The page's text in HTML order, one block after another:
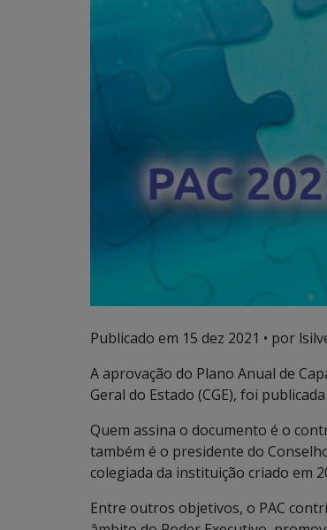
Publicado em 15 dez 2021 • por
A aprovação do Plano Anual de
Geral do Estado (CGE), foi
Quem assina o documento é o
também é o presidente do
colegiada da instituição criado em
Entre outros objetivos, o PAC